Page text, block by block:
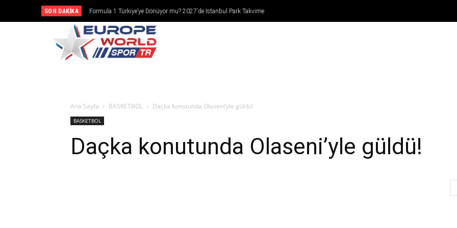
SON DAKIKA
Formula 1 Türkiye’ye Dönüyor mu? 2027’de İstanbul Park Takvime
Girebilir
Ana Sayfa BASKETBOL Daçka konutunda Olaseni’yle güldü!
BASKETBOL
Daçka konutunda Olaseni’yle güldü!